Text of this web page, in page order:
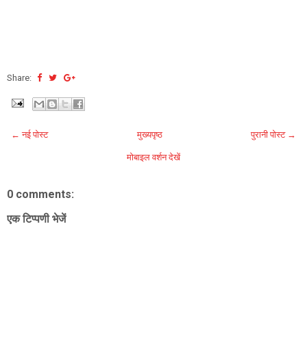
Share:
← नई पोस्ट पुरानी पोस्ट →
मुख्यपृष्ठ
मोबाइल वर्शन देखें
0 comments:
एक टिप्पणी भेजें